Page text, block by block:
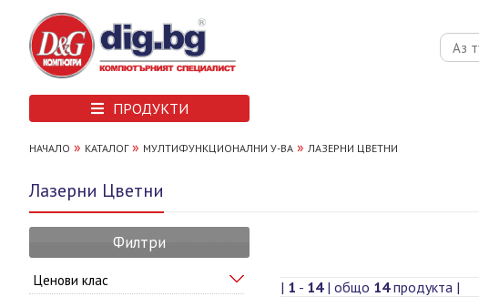
ПРОДУКТИ
НАЧАЛО » КАТАЛОГ» МУЛТИФУНКЦИОНАЛНИ У-ВА » ЛАЗЕРНИ ЦВЕТНИ
Лазерни Цветни
Филтри
Ценови клас | 1 - 14| общо 14продукта |